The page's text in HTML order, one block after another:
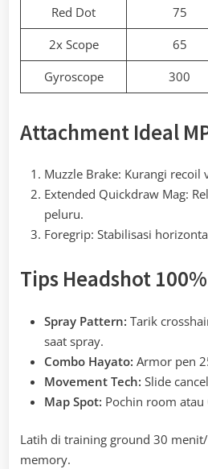
Red Dot
75
2x Scope
65
Gyroscope
300
Attachment Ideal
Muzzle Brake: Kurangi recoil
Extended Quickdraw Mag:
peluru.
Foregrip: Stabilisasi
Tips Headshot
Spray Pattern: Tarik
saat spray.
Combo Hayato: Armor pen
Movement Tech: Slide
Map Spot: Pochin room atau
Latih di training ground 30
memory.